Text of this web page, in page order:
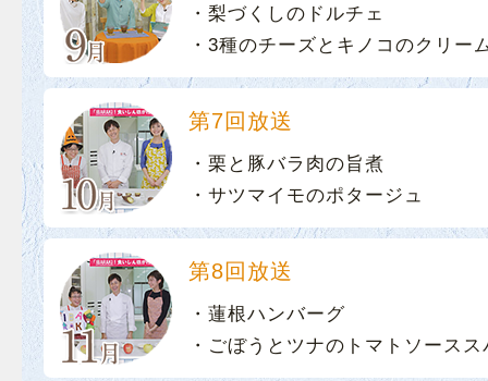
・梨づくしのドルチェ
・3種のチーズとキノコのクリー
第7回放送
・栗と豚バラ肉の旨煮
・サツマイモのポタージュ
第8回放送
・蓮根ハンバーグ
・ごぼうとツナのトマトソース